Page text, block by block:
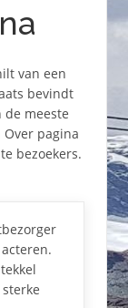
van een
bevindt
meeste
Over pagina
bezoekers.